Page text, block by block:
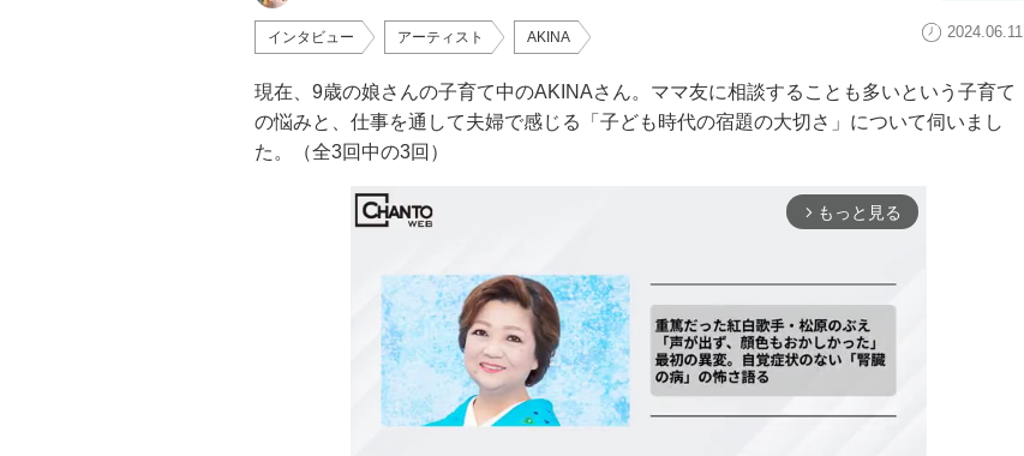
インタビュー アーティスト AKINA 2024.06.11
現在、9歳の娘さんの子育て中のAKINAさん。ママ友に相談することも多いという子育て
の悩みと、仕事を通して夫婦で感じる「子ども時代の宿題の大切さ」について伺いまし
た。（全3回中の3回）
arrow_forward_ios もっと見る